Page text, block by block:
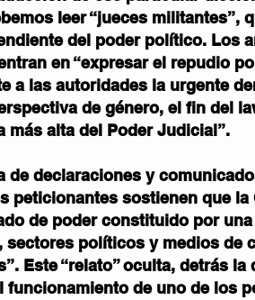
leer “jueces militantes”,
del poder político. Los
en “expresar el repudio
a las autoridades la urgente
de género, el fin del
más alta del Poder Judicial”.
de declaraciones y
peticionantes sostienen que
de poder constituido por
sectores políticos y medios de
Este “relato” oculta, detrás
funcionamiento de uno de los